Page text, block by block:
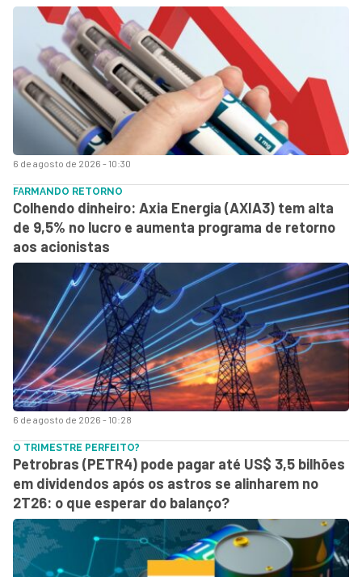
6 de agosto de 2026 - 10:30
6 de agosto de 2026 - 10:28
FARMANDO RETORNO
Colhendo dinheiro: Axia Energia (AXIA3) tem alta
de 9,5% no lucro e aumenta programa de retorno
aos acionistas
O TRIMESTRE PERFEITO?
Petrobras (PETR4) pode pagar até US$ 3,5 bilhões
em dividendos após os astros se alinharem no
2T26: o que esperar do balanço?